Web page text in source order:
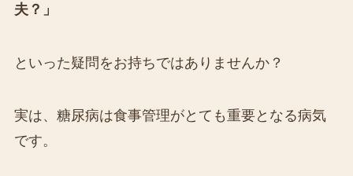
夫？」
といった疑問をお持ちではありませんか？
実は、糖尿病は食事管理がとても重要となる病気
です。